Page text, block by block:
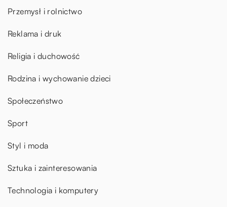
Przemysł i rolnictwo
Reklama i druk
Religia i duchowość
Rodzina i wychowanie dzieci
Społeczeństwo
Sport
Styl i moda
Sztuka i zainteresowania
Technologia i komputery